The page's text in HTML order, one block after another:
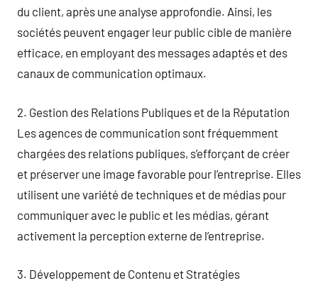
du client, après une analyse approfondie. Ainsi, les
sociétés peuvent engager leur public cible de manière
efficace, en employant des messages adaptés et des
canaux de communication optimaux.
2. Gestion des Relations Publiques et de la Réputation
Les agences de communication sont fréquemment
chargées des relations publiques, s’efforçant de créer
et préserver une image favorable pour l’entreprise. Elles
utilisent une variété de techniques et de médias pour
communiquer avec le public et les médias, gérant
activement la perception externe de l’entreprise.
3. Développement de Contenu et Stratégies